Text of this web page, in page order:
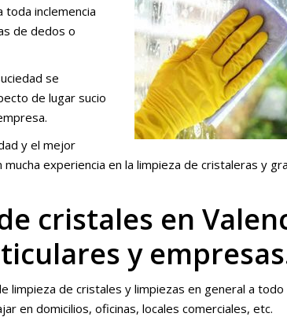
toda inclemencia
de dedos o
se
de lugar sucio
y el mejor
experiencia en la limpieza de cristaleras y
cristales en
y
limpieza de cristales y limpiezas en general a
en domicilios, oficinas, locales comerciales, etc.